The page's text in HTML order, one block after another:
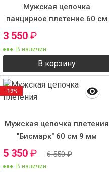
Мужская цепочка
панцирное плетение 60 см
9 мм SZ7453
3 550 ₽
В наличии
В корзину
Мужская цепочка плетения
"Бисмарк" 60 см 9 мм
5 350 ₽ 6 550₽
В наличии
-19%